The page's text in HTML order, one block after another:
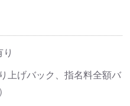
上げバック、指名料全額バ